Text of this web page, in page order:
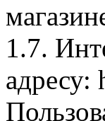
1.7.
адресу: